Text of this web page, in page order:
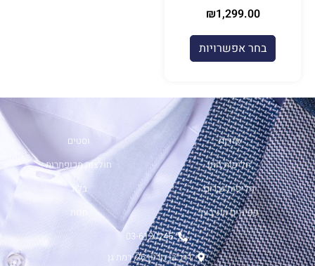
₪1,299.00
בחר אפשרויות
אודות
חליפות חתן
חליפות גברים
פפיונים ועניבות
וסטים
חולצות מכופתרות
בלוג
חנות
03-6120245
דרך בן גוריון 26, רמת גן